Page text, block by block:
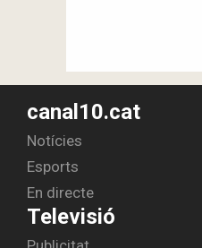
canal10.cat
Notícies
Esports
En directe
Televisió